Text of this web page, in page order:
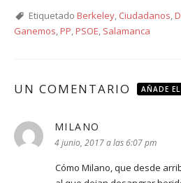
Etiquetado Berkeley, Ciudadanos,
Ganemos,PP,PSOE, Salamanca
UN COMENTARIO AÑADE
MILANO
4 junio, 2017 a las 6:07 pm
Cómo Milano, que desde